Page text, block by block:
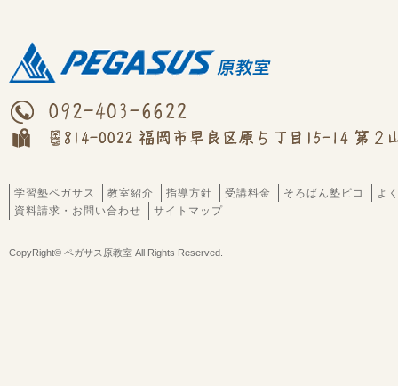
学習塾ペガサス 教室紹介 指導方針 受講料金 そろばん塾ピコ
よ
資料請求・お問い合わせ
サイトマップ
CopyRight© ペガサス原教室 All Rights Reserved.